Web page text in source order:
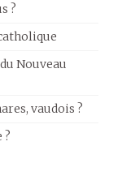
?
Nouveau
vaudois ?
?